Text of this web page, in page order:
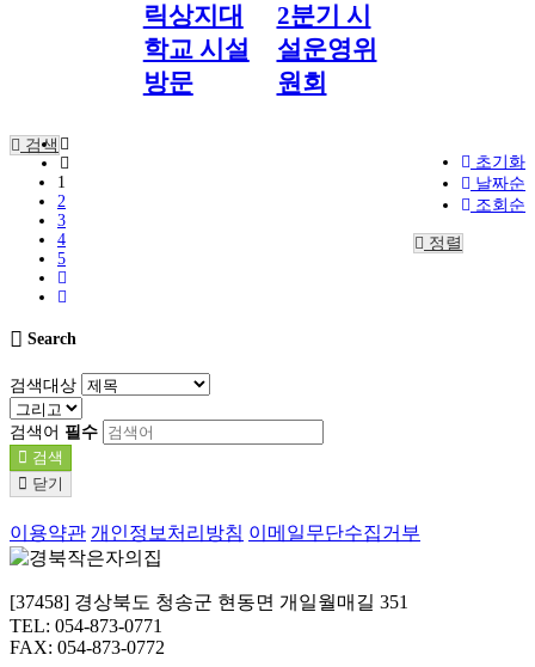
릭상지대
학교 시설
방문
2분기 시
설운영위
원회
초기화
날짜순
조회순
정렬
검색
1
2
3
4
5
Search
검색대상
검색어 필수
검색
닫기
이용약관 개인정보처리방침 이메일무단수집거부
[37458] 경상북도 청송군 현동면 개일월매길 351
TEL: 054-873-0771
FAX: 054-873-0772